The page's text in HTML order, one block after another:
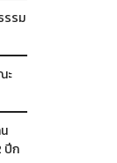
รรม
ะ
ปีก